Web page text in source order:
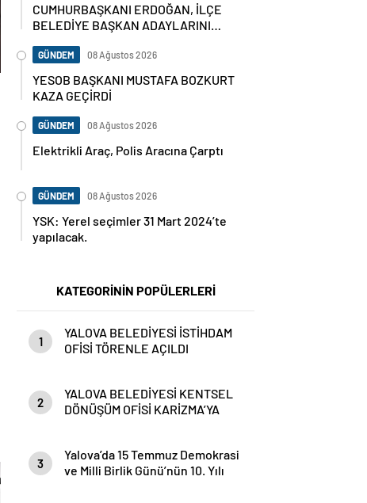
CUMHURBAŞKANI ERDOĞAN, İLÇE
BELEDİYE BAŞKAN ADAYLARINI
GÜNDEM 08 Ağustos 2026
YESOB BAŞKANI MUSTAFA BOZKURT
KAZA GEÇİRDİ
GÜNDEM 08 Ağustos 2026
Elektrikli Araç, Polis Aracına Çarptı
GÜNDEM 08 Ağustos 2026
YSK: Yerel seçimler 31 Mart 2024’te
yapılacak.
KATEGORİNİN POPÜLERLERİ
1
YALOVA BELEDİYESİ İSTİHDAM
OFİSİ TÖRENLE AÇILDI
2
YALOVA BELEDİYESİ KENTSEL
DÖNÜŞÜM OFİSİ KARİZMA’YA
3
Yalova’da 15 Temmuz Demokrasi
ve Milli Birlik Günü’nün 10. Yılı